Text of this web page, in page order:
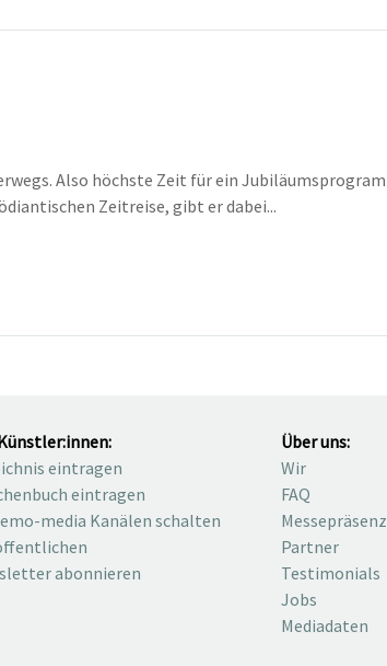
Also höchste Zeit für ein
Zeitreise, gibt er dabei...
eintragen
eintragen
media Kanälen schalten
abonnieren
Über uns:
Wir
FAQ
Partner
Testimonials
Jobs
Mediadaten